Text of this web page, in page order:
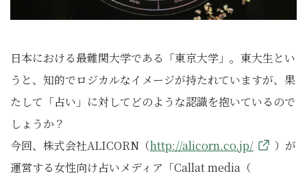
日本における最難関大学である「東京大学」。東大生とい
うと、知的でロジカルなイメージが持たれていますが、果
たして「占い」に対してどのような認識を抱いているので
しょうか？
今回、株式会社ALICORN（http://alicorn.co.jp/
）が
運営する女性向け占いメディア「Callat media（